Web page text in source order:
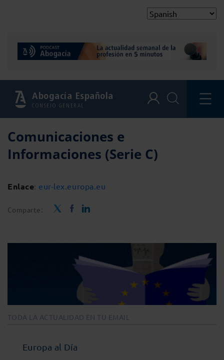
Abogacía Española
CONSEJO GENERAL
Comunicaciones e
Informaciones (Serie C)
Enlace: eur-lex.europa.eu
Comparte:
TODA LA ACTUALIDAD EN TU EMAIL
Europa al Día